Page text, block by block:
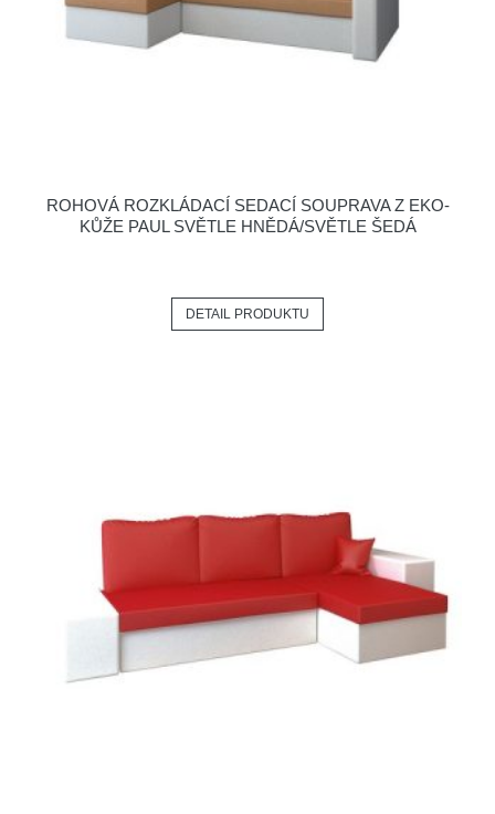
ROHOVÁ ROZKLÁDACÍ SEDACÍ SOUPRAVA Z EKO-
KŮŽE PAUL SVĚTLE HNĚDÁ/SVĚTLE ŠEDÁ
DETAIL PRODUKTU